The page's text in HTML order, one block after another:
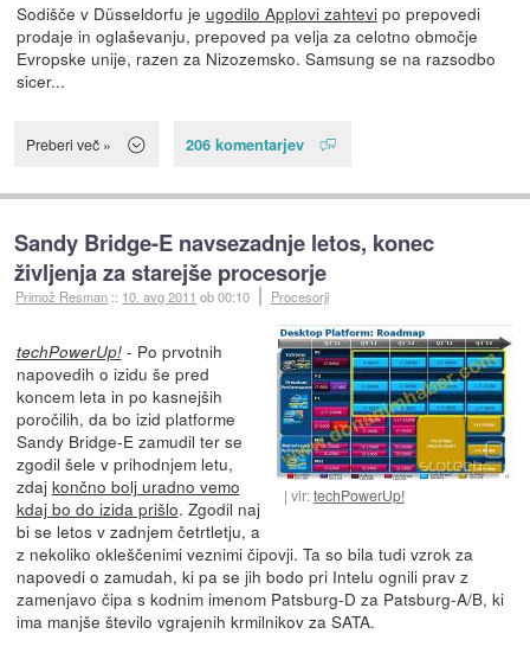
Sodišče v Düsseldorfu je ugodilo Applovi zahtevipo prepovedi
prodaje in oglaševanju, prepoved pa velja za celotno območje
Evropske unije, razen za Nizozemsko. Samsung se na razsodbo
sicer...
Preberi več » 206 komentarjev
Sandy Bridge-E navsezadnje letos, konec
življenja za starejše procesorje
Primož Resman :: 10. avg 2011 ob 00:10 Procesorji
vir:techPowerUp!
techPowerUp!- Po prvotnih
napovedih o izidu še pred
koncem leta in po kasnejših
poročilih, da bo izid platforme
Sandy Bridge-E zamudil ter se
zgodil šele v prihodnjem letu,
zdaj končno bolj uradno vemo
kdaj bo do izida prišlo. Zgodil naj
bi se letos v zadnjem četrtletju, a
z nekoliko okleščenimi veznimi čipovji. Ta so bila tudi vzrok za
napovedi o zamudah, ki pa se jih bodo pri Intelu ognili prav z
zamenjavo čipa s kodnim imenom Patsburg-D za Patsburg-A/B, ki
ima manjše število vgrajenih krmilnikov za SATA.